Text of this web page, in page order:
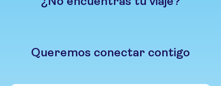
Queremos conectar contigo